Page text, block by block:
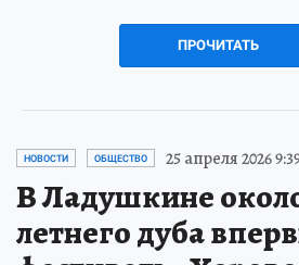
ПРОЧИТАТЬ
НОВОСТИ ОБЩЕСТВО 25 апреля 2026
В Ладушкине
летнего дуба